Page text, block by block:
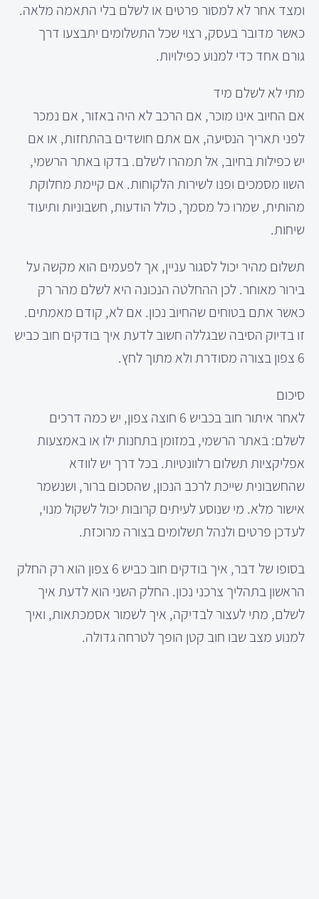
ומצד אחר לא למסור פרטים או לשלם בלי התאמה מלאה.
כאשר מדובר בעסק, רצוי שכל התשלומים יתבצעו דרך
גורם אחד כדי למנוע כפילויות.
מתי לא לשלם מיד
אם החיוב אינו מוכר, אם הרכב לא היה באזור, אם נמכר
לפני תאריך הנסיעה, אם אתם חושדים בהתחזות, או אם
יש כפילות בחיוב, אל תמהרו לשלם. בדקו באתר הרשמי,
השוו מסמכים ופנו לשירות הלקוחות. אם קיימת מחלוקת
מהותית, שמרו כל מסמך, כולל הודעות, חשבוניות ותיעוד
שיחות.
תשלום מהיר יכול לסגור עניין, אך לפעמים הוא מקשה על
בירור מאוחר. לכן ההחלטה הנכונה היא לשלם מהר רק
כאשר אתם בטוחים שהחיוב נכון. אם לא, קודם מאמתים.
זו בדיוק הסיבה שבגללה חשוב לדעת איך בודקים חוב כביש
6 צפון בצורה מסודרת ולא מתוך לחץ.
סיכום
לאחר איתור חוב בכביש 6 חוצה צפון, יש כמה דרכים
לשלם: באתר הרשמי, במזומן בתחנות ילו או באמצעות
אפליקציות תשלום רלוונטיות. בכל דרך יש לוודא
שהחשבונית שייכת לרכב הנכון, שהסכום ברור, ושנשמר
אישור מלא. מי שנוסע לעיתים קרובות יכול לשקול מנוי,
לעדכן פרטים ולנהל תשלומים בצורה מרוכזת.
בסופו של דבר, איך בודקים חוב כביש 6 צפון הוא רק החלק
הראשון בתהליך צרכני נכון. החלק השני הוא לדעת איך
לשלם, מתי לעצור לבדיקה, איך לשמור אסמכתאות, ואיך
למנוע מצב שבו חוב קטן הופך לטרחה גדולה.